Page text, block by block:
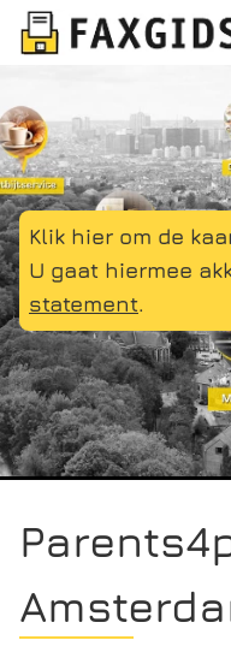
Klik hier om de
U gaat hiermee
statement.